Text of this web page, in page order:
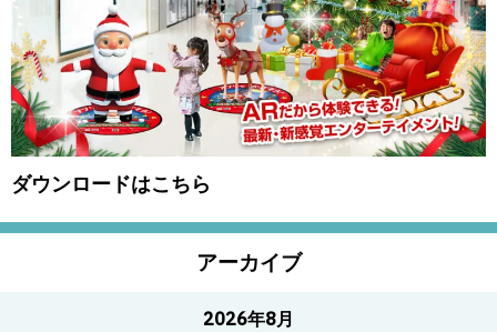
ダウンロードはこちら
アーカイブ
2026年8月